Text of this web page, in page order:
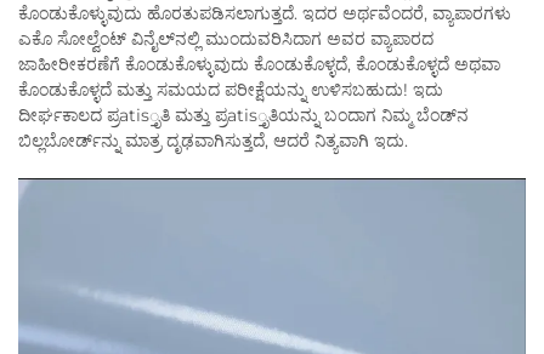
ಕೊಂಡುಕೊಳ್ಳುವುದು ಹೊರತುಪಡಿಸಲಾಗುತ್ತದೆ. ಇದರ ಅರ್ಥವೆಂದರೆ, ವ್ಯಾಪಾರಗಳು
ಎಕೊ ಸೋಲ್ವೆಂಟ್ ವಿನೈಲ್‌ನಲ್ಲಿ ಮುಂದುವರಿಸಿದಾಗ ಅವರ ವ್ಯಾಪಾರದ
ಜಾಹೀರೀಕರಣೆಗೆ ಕೊಂಡುಕೊಳ್ಳುವುದು ಕೊಂಡುಕೊಳ್ಳದೆ, ಕೊಂಡುಕೊಳ್ಳದೆ ಅಥವಾ
ಕೊಂಡುಕೊಳ್ಳದೆ ಮತ್ತು ಸಮಯದ ಪರೀಕ್ಷೆಯನ್ನು ಉಳಿಸಬಹುದು! ಇದು
ದೀರ್ಘಕಾಲದ ಪ್ರatis್ತೃತಿ ಮತ್ತು ಪ್ರatis್ತೃತಿಯನ್ನು ಬಂದಾಗ ನಿಮ್ಮ ಬೆಂಡ್‌ನ
ಬಿಲ್ಲಬೋರ್ಡ್‌ನ್ನು ಮಾತ್ರ ದೃಢವಾಗಿಸುತ್ತದೆ, ಆದರೆ ನಿತ್ಯವಾಗಿ ಇದು.